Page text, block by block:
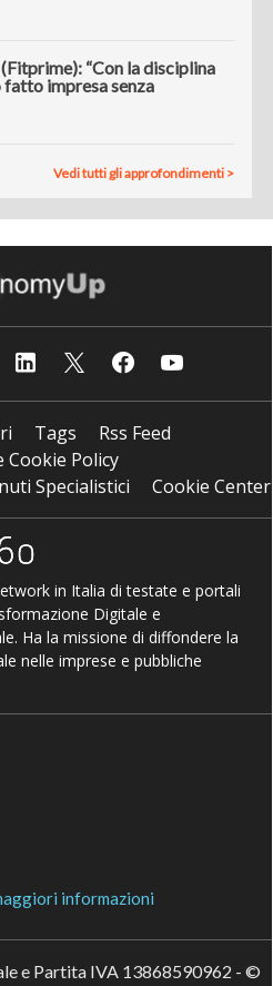
“Con la disciplina
impresa senza
Vedi tutti gli approfondimenti >
Tags
Rss Feed
Cookie Policy
Specialistici
Cookie Center
in Italia di testate e portali
Digitale e
Ha la missione di diffondere la
nelle imprese e pubbliche
informazioni
e Partita IVA 13868590962 - ©